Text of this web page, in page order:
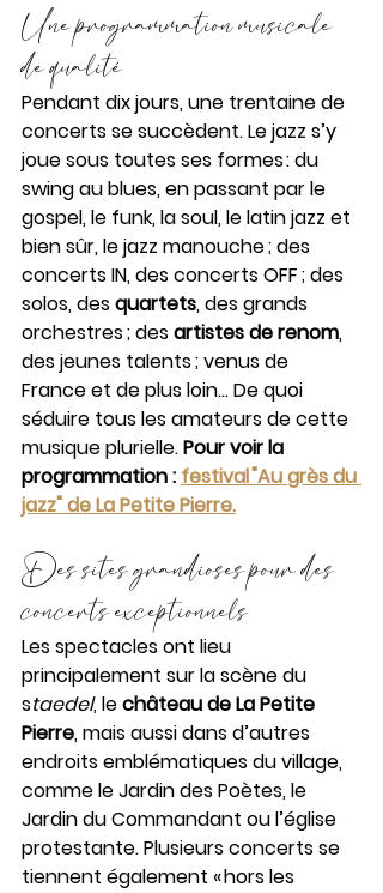
Une programmation musicale
de qualité
Pendant dix jours, une trentaine de
concerts se succèdent. Le jazz s’y
joue sous toutes ses formes : du
swing au blues, en passant par le
gospel, le funk, la soul, le latin jazz et
bien sûr, le jazz manouche ; des
concerts IN, des concerts OFF ; des
solos, des quartets, des grands
orchestres ; des artistes de renom,
des jeunes talents ; venus de
France et de plus loin… De quoi
séduire tous les amateurs de cette
musique plurielle. Pour voir la
programmation : festival "Au grès du
jazz" de La Petite Pierre.
Des sites grandioses pour des
concerts exceptionnels
Les spectacles ont lieu
principalement sur la scène du
staedel, le château de La Petite
Pierre, mais aussi dans d’autres
endroits emblématiques du village,
comme le Jardin des Poètes, le
Jardin du Commandant ou l’église
protestante. Plusieurs concerts se
tiennent également « hors les